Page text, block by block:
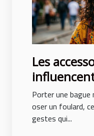
Les
de soi ?
Porter une bague
oser un foulard,
gestes qui...